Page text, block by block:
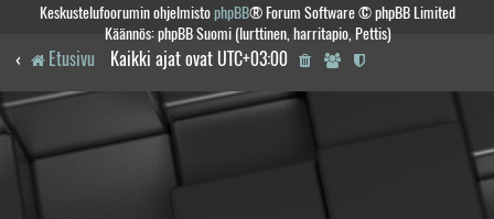
Keskustelufoorumin ohjelmistophpBB® Forum Software © phpBB Limited
Käännös: phpBB Suomi (lurttinen, harritapio, Pettis)
Etusivu Kaikki ajat ovat UTC+03:00